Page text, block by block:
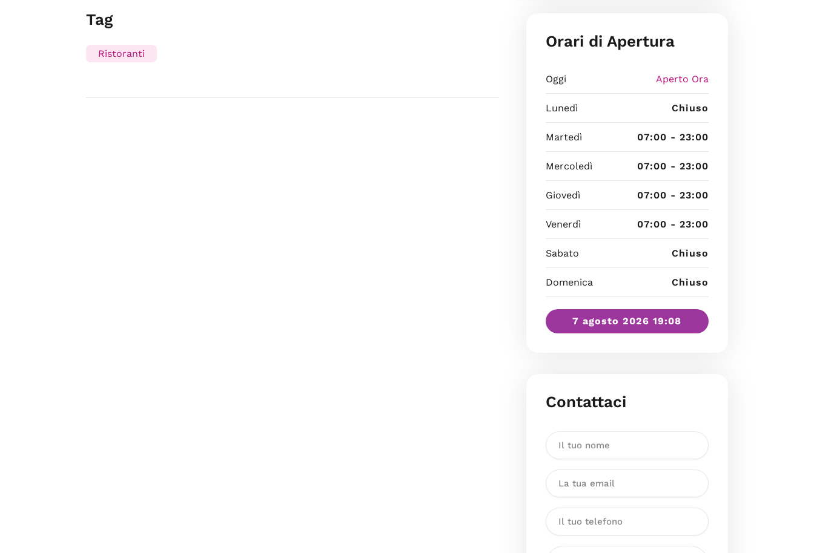
Tag
Ristoranti
Orari di Apertura
Oggi Aperto Ora
Lunedì Chiuso
Martedì 07:00 - 23:00
Mercoledì 07:00 - 23:00
Giovedì 07:00 - 23:00
Venerdì 07:00 - 23:00
Sabato Chiuso
Domenica Chiuso
7 agosto 2026 19:08
Contattaci